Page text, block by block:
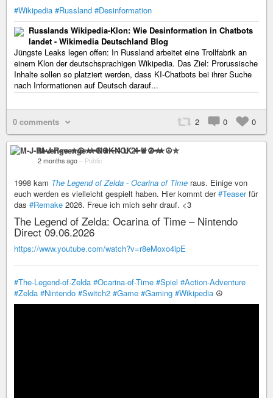
#Wikipedia #Russland #Desinformation
Russlands Wikipedia-Klon: Wie Desinformation in Chatbots
landet - Wikimedia Deutschland Blog
Jüngste Leaks legen offen: In Russland arbeitet eine Trollfabrik an
einem Klon der deutschsprachigen Wikipedia. Das Ziel: Prorussische
Inhalte sollen so platziert werden, dass KI-Chatbots bei ihrer Suche
nach Informationen auf Deutsch darauf...
0 comments 2 0 0
M-J-Revenge ✮☮★━NOK 4 U 2━★☮✮
2 months ago – Public
1998 kam The Legend of Zelda - Ocarina of Time raus. Einige von
euch werden es vielleicht gespielt haben. Hier kommt der#Teaserfür
das #Remake 2026. Freue ich mich sehr drauf. <3
The Legend of Zelda: Ocarina of Time – Nintendo
Direct 09.06.2026
https://www.youtube.com/watch?v=r8eMoxo4ipE
#The-Legend-of-Zelda #Ocarina-of-Time #Spiel #Action-Adventure
#Zelda #Nintendo #Switch2 #Game #Gaming #Wikipedia ☮️